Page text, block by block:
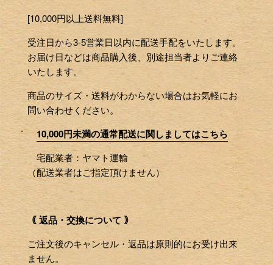
[10,000円以上送料無料]
受注日から3-5営業日以内に配送手配をいたします。
お届け日などは商品購入後、別途担当者よりご連絡
いたします。
商品のサイズ・送料がわからない場合はお気軽にお
問い合わせください。
10,000円未満の通常配送に関しましてはこちら
宅配業者：ヤマト運輸
（配送業者はご指定頂けません）
｟ 返品・交換について ｠
ご注文後のキャンセル・返品は原則的にお受け出来
ません。